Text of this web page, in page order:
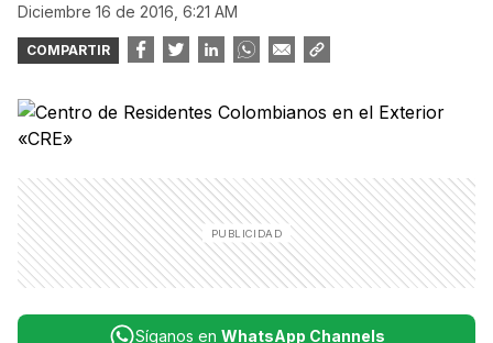
diciembre 16 de 2016, 6:21 AM
COMPARTIR
Síganos en WhatsApp Channels